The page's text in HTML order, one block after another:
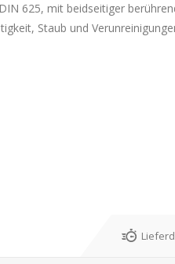
625, mit beidseitiger
Staub und